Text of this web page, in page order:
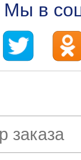
Мы в